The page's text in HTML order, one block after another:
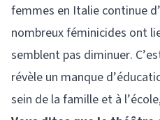
femmes en Italie continue
nombreux féminicides ont
semblent pas diminuer.
révèle un manque
sein de la famille et à